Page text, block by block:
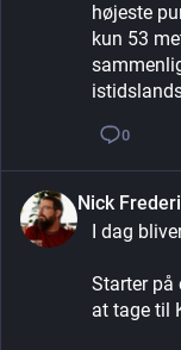
højeste
kun 53
0
Nick
I dag
Starter på
at tage til